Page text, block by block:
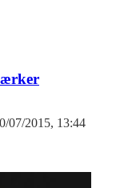
07/2015, 13:44